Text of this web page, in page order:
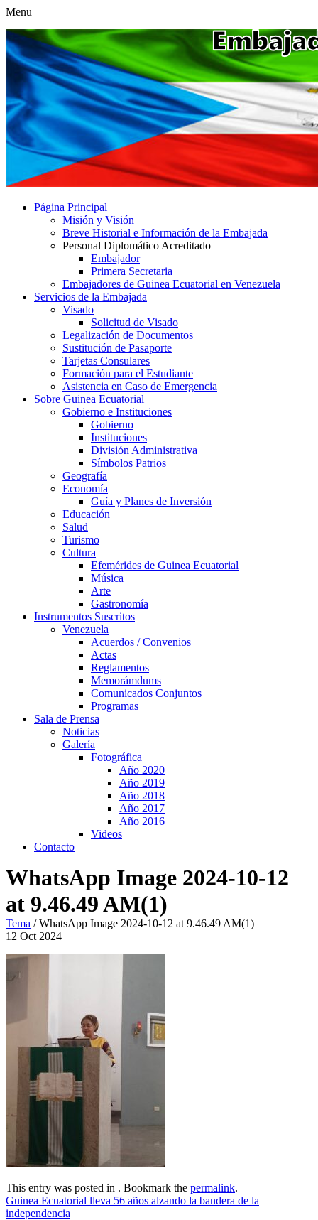
Menu
Página Principal
Misión y Visión
Breve Historial e Información de la Embajada
Personal Diplomático Acreditado
Embajador
Primera Secretaria
Embajadores de Guinea Ecuatorial en Venezuela
Servicios de la Embajada
Visado
Solicitud de Visado
Legalización de Documentos
Sustitución de Pasaporte
Tarjetas Consulares
Formación para el Estudiante
Asistencia en Caso de Emergencia
Sobre Guinea Ecuatorial
Gobierno e Instituciones
Gobierno
Instituciones
División Administrativa
Símbolos Patrios
Geografía
Economía
Guía y Planes de Inversión
Educación
Salud
Turismo
Cultura
Efemérides de Guinea Ecuatorial
Música
Arte
Gastronomía
Instrumentos Suscritos
Venezuela
Acuerdos / Convenios
Actas
Reglamentos
Memorámdums
Comunicados Conjuntos
Programas
Sala de Prensa
Noticias
Galería
Fotográfica
Año 2020
Año 2019
Año 2018
Año 2017
Año 2016
Videos
Contacto
WhatsApp Image 2024-10-12
at 9.46.49 AM(1)
Tema /WhatsApp Image 2024-10-12 at 9.46.49 AM(1)
12 Oct 2024
This entry was posted in . Bookmark the permalink.
Guinea Ecuatorial lleva 56 años alzando la bandera de la
independencia